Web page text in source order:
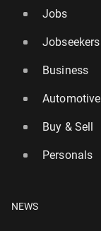
Jobs
Jobseekers
Business
Automotive
Buy & Sell
Personals
NEWS